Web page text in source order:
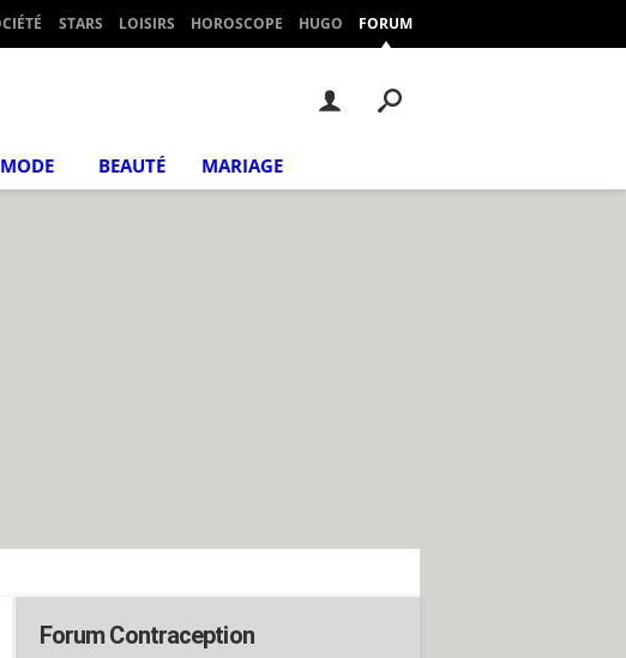
STARS LOISIRS HOROSCOPE HUGO FORUM
MODE BEAUTÉ MARIAGE
Forum Contraception